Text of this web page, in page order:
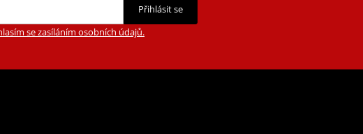
Přihlásit se
se zasíláním osobních údajů.